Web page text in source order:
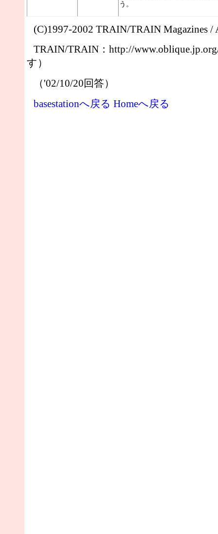
う。
(C)1997-2002 TRAIN/TRAIN Magazines /
TRAIN/TRAIN：http://
す）
（'02/10/20回答）
basestationへ戻る Homeへ戻る